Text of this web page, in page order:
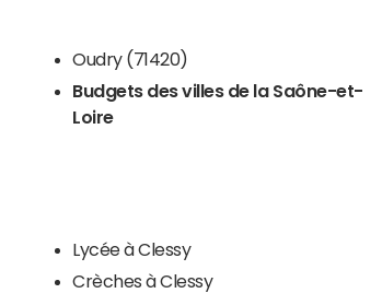
Oudry (71420)
Budgets des villes de la Saône-et-
Loire
Lycée à Clessy
Crèches à Clessy